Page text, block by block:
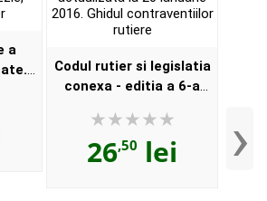
a
Codul rutier si legislatia
conexa - editia a 6-a
2016. Ghidul
contraventiilor rutiere
26,50 lei ›